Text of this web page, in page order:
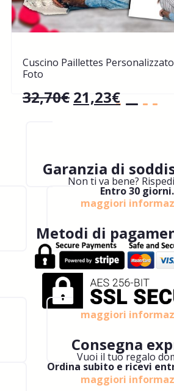
Cuscino Paillettes
Foto
32,70€ 21,23€
Garanzia di
Non ti va bene?
Entro 30 giorni.
maggiori
Metodi di
maggiori
Consegna
Vuoi il tuo regalo
Ordina subito e ricevi
maggiori